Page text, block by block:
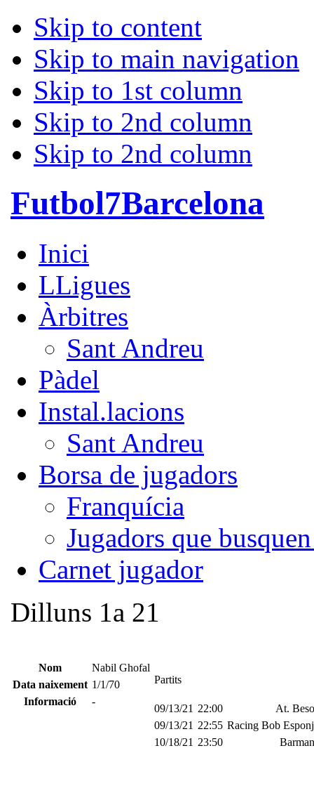
Skip to content
Skip to main navigation
Skip to 1st column
Skip to 2nd column
Skip to 2nd column
Futbol7Barcelona
Inici
LLigues
Àrbitres
Sant Andreu
Pàdel
Instal.lacions
Sant Andreu
Borsa de jugadors
Franquícia
Jugadors que
Carnet jugador
Dilluns 1a 21
Nom
Nabil Ghofal
Data naixement 1/1/70
Informació
-
Partits
09/13/21 22:00
At.
09/13/21 22:55 Racing Bob
10/18/21 23:50